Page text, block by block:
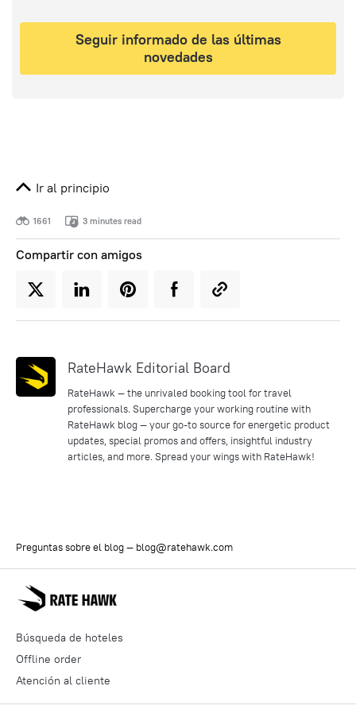
Seguir informado de las últimas
novedades
Ir al principio
1661 3 minutes read
Compartir con amigos
RateHawk Editorial Board
RateHawk — the unrivaled booking tool for travel
professionals. Supercharge your working routine with
RateHawk blog — your go-to source for energetic product
updates, special promos and offers, insightful industry
articles, and more. Spread your wings with RateHawk!
Búsqueda de hoteles
Offline order
Atención al cliente
Preguntas sobre el blog — blog@ratehawk.com